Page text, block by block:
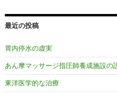
最近の投稿
胃内停水の虚実
あん摩マッサージ指圧師養成施設の
東洋医学的な治療